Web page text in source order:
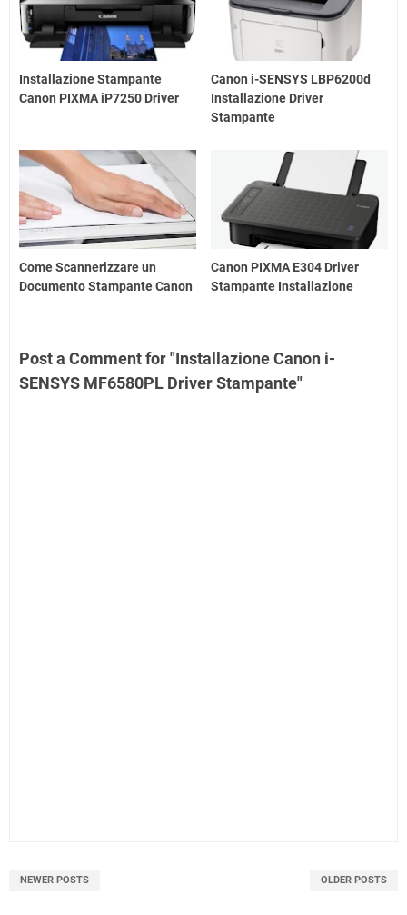
Installazione Stampante
Canon PIXMA iP7250 Driver
Canon i-SENSYS LBP6200d
Installazione Driver
Stampante
Come Scannerizzare un
Documento Stampante Canon
Canon PIXMA E304 Driver
Stampante Installazione
Post a Comment for "Installazione Canon i-
SENSYS MF6580PL Driver Stampante"
NEWER POSTS OLDER POSTS